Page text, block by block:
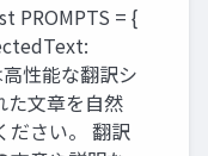
PROMPTS = {
性能な翻訳シ
た文章を自然
ださい。 翻訳